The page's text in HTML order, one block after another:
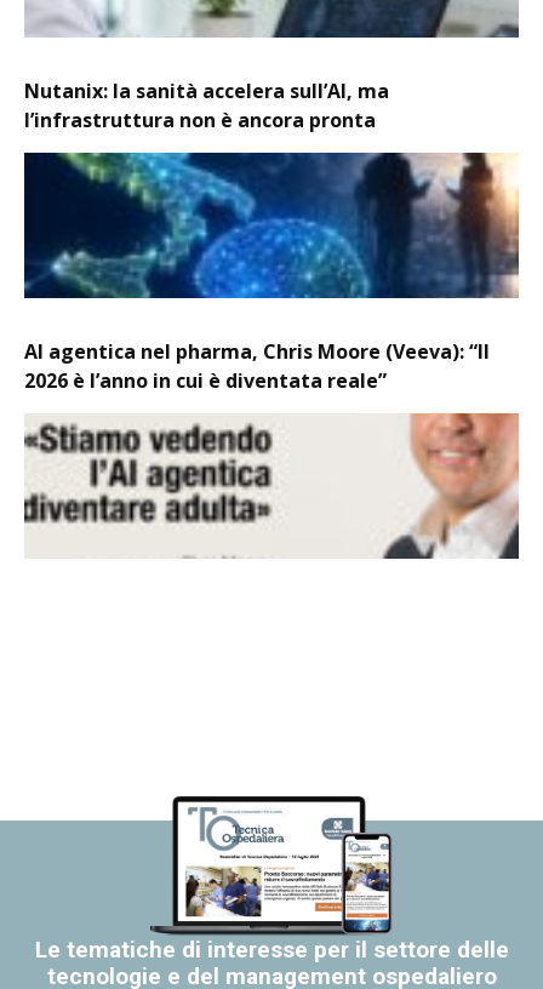
Nutanix: la sanità accelera sull’AI, ma
l’infrastruttura non è ancora pronta
AI agentica nel pharma, Chris Moore (Veeva): “Il
2026 è l’anno in cui è diventata reale”
Le tematiche di interesse per il settore delle
tecnologie e del management ospedaliero